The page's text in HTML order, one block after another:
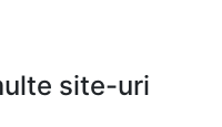
site-uri